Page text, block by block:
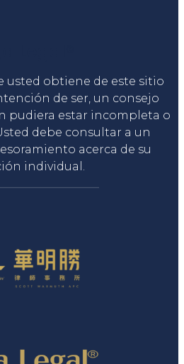
usted obtiene de este sitio
de ser, un consejo
pudiera estar incompleta o
debe consultar a un
acerca de su
individual.